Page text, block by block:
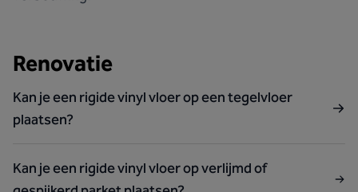
Renovatie
Kan je een rigide vinyl vloer op een tegelvloer
plaatsen?
Kan je een rigide vinyl vloer op verlijmd of